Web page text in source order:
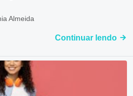
Almeida
Continuar lendo